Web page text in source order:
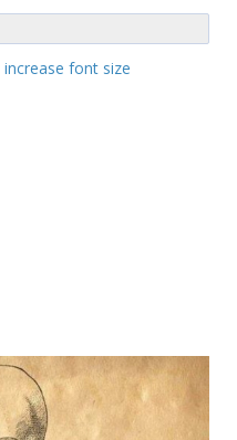
increase font size